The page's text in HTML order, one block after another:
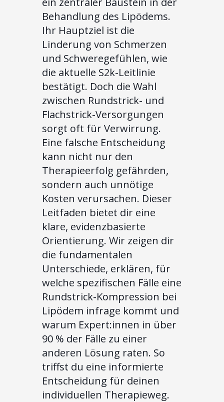
Behandlung des Lipödems.
Ihr Hauptziel ist die
Linderung von Schmerzen
und Schweregefühlen, wie
die aktuelle S2k-Leitlinie
bestätigt. Doch die Wahl
zwischen Rundstrick- und
Flachstrick-Versorgungen
sorgt oft für Verwirrung.
Eine falsche Entscheidung
kann nicht nur den
Therapieerfolg gefährden,
sondern auch unnötige
Kosten verursachen. Dieser
Leitfaden bietet dir eine
klare, evidenzbasierte
Orientierung. Wir zeigen dir
die fundamentalen
Unterschiede, erklären, für
welche spezifischen Fälle eine
Rundstrick-Kompression bei
Lipödem infrage kommt und
warum Expert:innen in über
90 % der Fälle zu einer
anderen Lösung raten. So
triffst du eine informierte
Entscheidung für deinen
individuellen Therapieweg.